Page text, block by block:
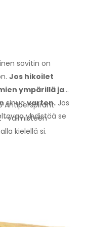
sovitin on
Jos hikoilet
ympärillä ja
sinuavarten. Jos
yhdistää se
Antiperspirant
-valmisteen
kielellä si.